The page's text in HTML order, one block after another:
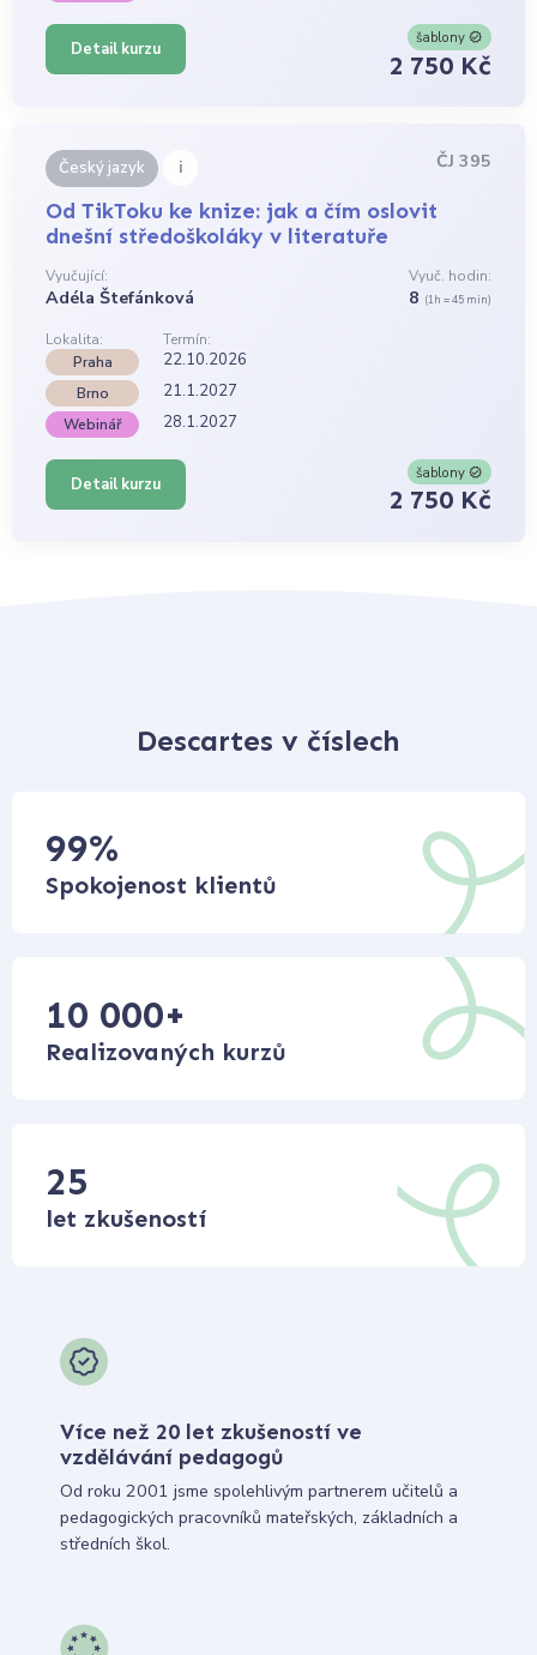
Detail kurzu
šablony
2 750 Kč
Český jazyk i ČJ 395
Od TikToku ke knize: jak a čím oslovit
dnešní středoškoláky v literatuře
Vyučující:
Adéla Štefánková
Vyuč. hodin:
8 (1h = 45 min)
Lokalita:
Termín:
Praha
22.10.2026
Brno 21.1.2027
Webinář 28.1.2027
Detail kurzu
šablony
2 750 Kč
Descartes v číslech
99%
Spokojenost klientů
10 000+
Realizovaných kurzů
25
let zkušeností
Více než 20 let zkušeností ve
vzdělávání pedagogů
Od roku 2001 jsme spolehlivým partnerem učitelů a
pedagogických pracovníků mateřských, základních a
středních škol.